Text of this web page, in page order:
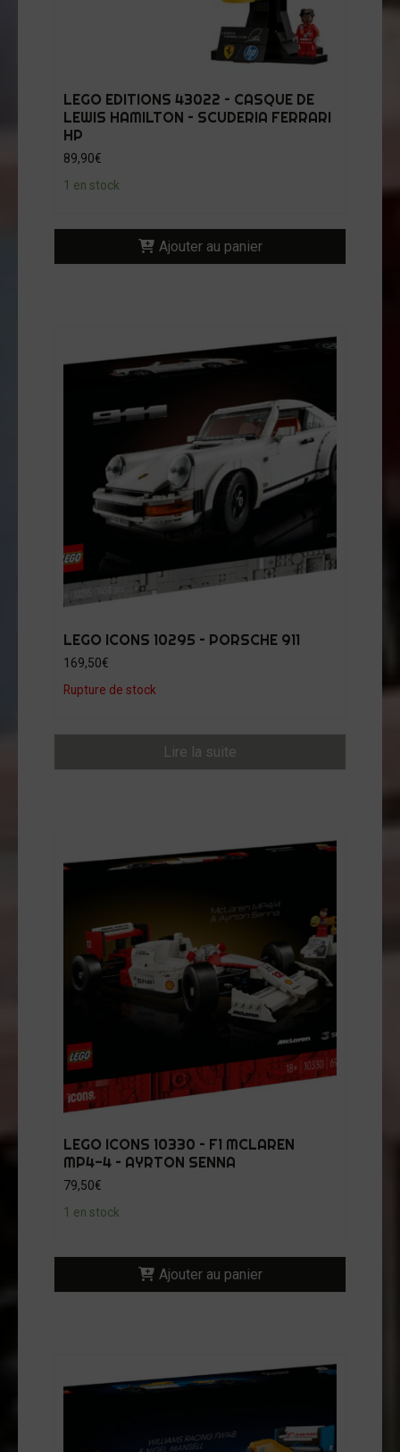
LEGO EDITIONS 43022 – CASQUE DE
LEWIS HAMILTON – SCUDERIA FERRARI
HP
89,90€
1 en stock
Ajouter au panier
LEGO ICONS 10295 – PORSCHE 911
169,50€
Rupture de stock
Lire la suite
LEGO ICONS 10330 – F1 MCLAREN
MP4-4 – AYRTON SENNA
79,50€
1 en stock
Ajouter au panier